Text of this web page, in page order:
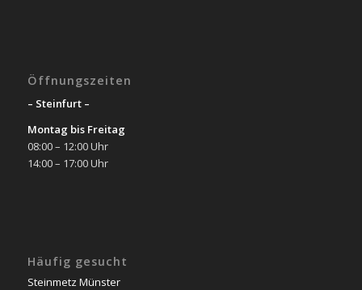
Öffnungszeiten
– Steinfurt –
Montag bis Freitag
08:00 – 12:00 Uhr
14:00 – 17:00 Uhr
Häufig gesucht
Steinmetz Münster